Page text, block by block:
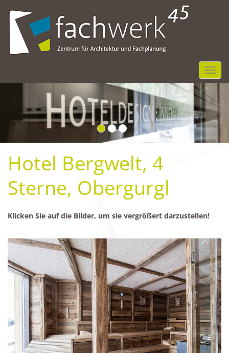
NGR
Hotel Bergwelt, 4
Sterne, Obergurgl
Klicken Sie auf die Bilder, um sie vergrößert darzustellen!